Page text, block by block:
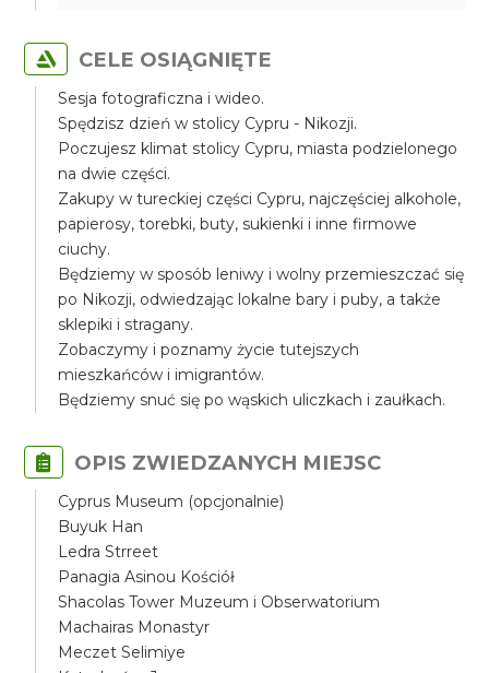
CELE OSIĄGNIĘTE
Sesja fotograficzna i wideo.
Spędzisz dzień w stolicy Cypru - Nikozji.
Poczujesz klimat stolicy Cypru, miasta podzielonego
na dwie części.
Zakupy w tureckiej części Cypru, najczęściej alkohole,
papierosy, torebki, buty, sukienki i inne firmowe
ciuchy.
Będziemy w sposób leniwy i wolny przemieszczać się
po Nikozji, odwiedzając lokalne bary i puby, a także
sklepiki i stragany.
Zobaczymy i poznamy życie tutejszych
mieszkańców i imigrantów.
Będziemy snuć się po wąskich uliczkach i zaułkach.
OPIS ZWIEDZANYCH MIEJSC
Cyprus Museum (opcjonalnie)
Buyuk Han
Ledra Strreet
Panagia Asinou Kościół
Shacolas Tower Muzeum i Obserwatorium
Machairas Monastyr
Meczet Selimiye